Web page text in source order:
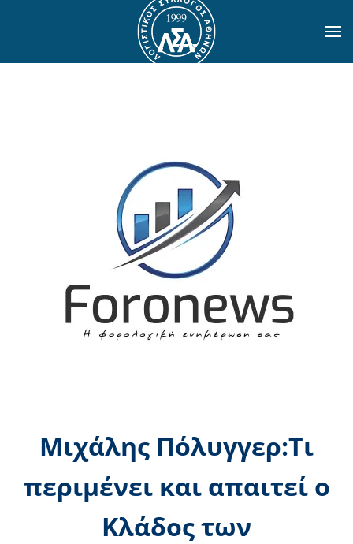
Skip to main content
Μιχάλης Πόλυγγερ:Τι
περιμένει και απαιτεί ο
Κλάδος των